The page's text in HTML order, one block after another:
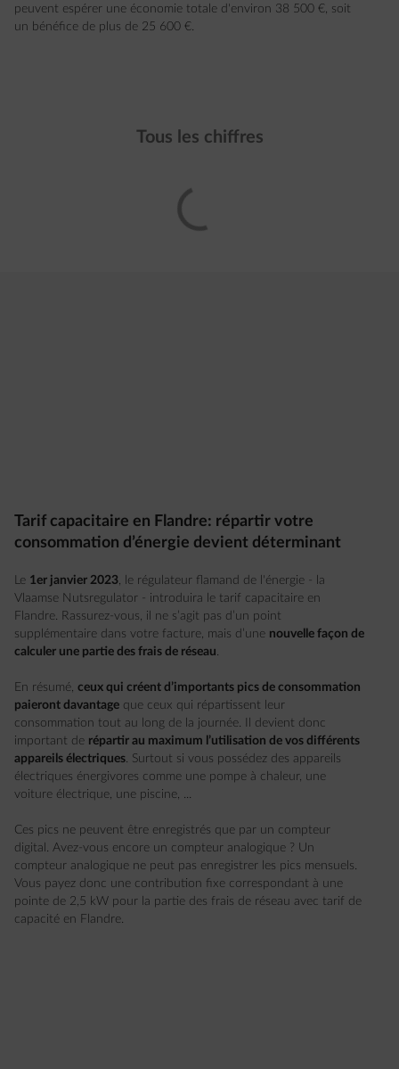
peuvent espérer une économie totale d'environ 38 500 €, soit
un bénéfice de plus de 25 600 €.
Tous les chiffres
Tarif capacitaire en Flandre: répartir votre
consommation d’énergie devient déterminant
Le 1er janvier 2023, le régulateur flamand de l'énergie - la
Vlaamse Nutsregulator - introduira le tarif capacitaire en
Flandre. Rassurez-vous, il ne s’agit pas d’un point
supplémentaire dans votre facture, mais d’une nouvelle façon de
calculer une partie des frais de réseau.
En résumé, ceux qui créent d’importants pics de consommation
paieront davantage que ceux qui répartissent leur
consommation tout au long de la journée. Il devient donc
important de répartir au maximum l’utilisation de vos différents
appareils électriques. Surtout si vous possédez des appareils
électriques énergivores comme une pompe à chaleur, une
voiture électrique, une piscine, ...
Ces pics ne peuvent être enregistrés que par un compteur
digital. Avez-vous encore un compteur analogique ? Un
compteur analogique ne peut pas enregistrer les pics mensuels.
Vous payez donc une contribution fixe correspondant à une
pointe de 2,5 kW pour la partie des frais de réseau avec tarif de
capacité en Flandre.